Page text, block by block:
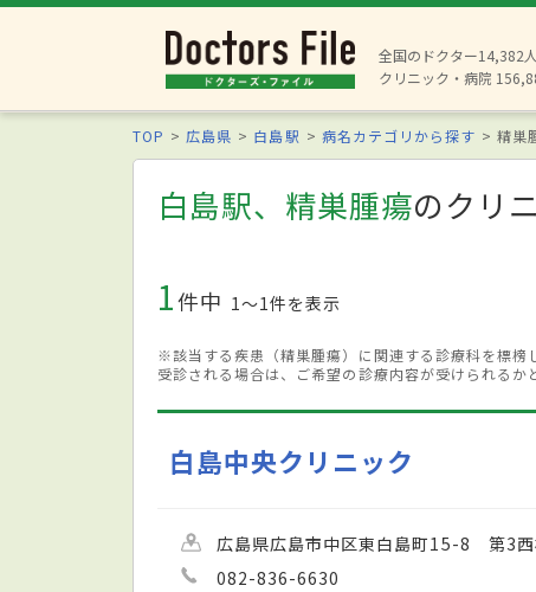
全国のドクター14,382
クリニック・病院
TOP 広島県 白島駅 病名カテゴリから探す 精巣
白島駅、精巣腫瘍のクリ
1件中 1〜1件を表示
※該当する疾患（精巣腫瘍）に関連する診療科を標榜
受診される場合は、ご希望の診療内容が受けられるか
白島中央クリニック
広島県広島市中区東白島町15-8 第3
082-836-6630